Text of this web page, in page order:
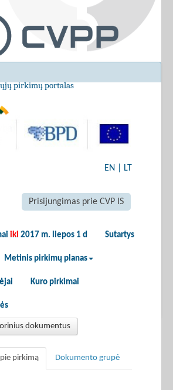
pirkimų portalas
EN LT
Prisijungimas prie CVP IS
iki 2017 m. liepos 1 d Sutartys
Metinis pirkimų planas
Kuro pirkimai
dokumentus
pirkimą Dokumento grupė